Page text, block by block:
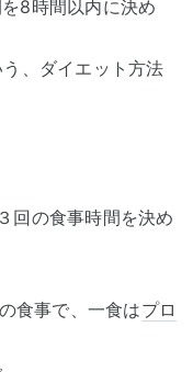
8時間以内に決め
、ダイエット方法
回の食事時間を決め
食事で、一食はプロ